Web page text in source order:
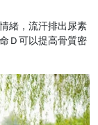
緒，流汗排出尿素
Ｄ可以提高骨質密